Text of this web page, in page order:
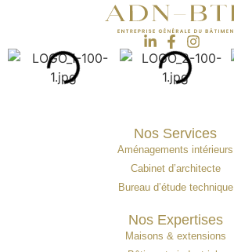
Nos Services
Aménagements intérieurs
Cabinet d’architecte
Bureau d’étude technique
Nos Expertises
Maisons & extensions